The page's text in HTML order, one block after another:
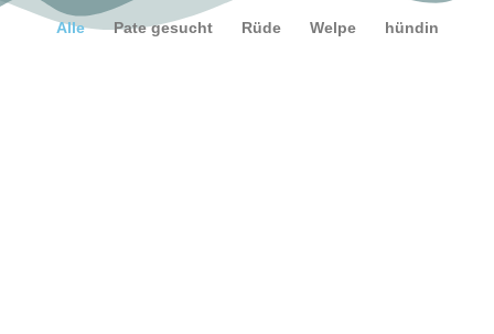
Alle Pate gesucht Rüde Welpe hündin